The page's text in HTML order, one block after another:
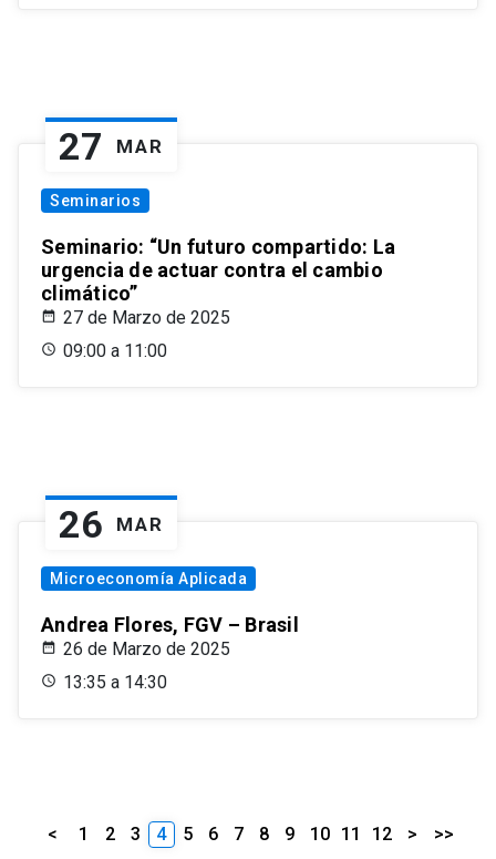
27 MAR
Seminarios
Seminario: “Un futuro compartido: La
urgencia de actuar contra el cambio
climático”
27 de Marzo de 2025
09:00 a 11:00
26 MAR
Microeconomía Aplicada
Andrea Flores, FGV – Brasil
26 de Marzo de 2025
13:35 a 14:30
< 1 2 3 4 5 6 7 8 9 10 11 12 > >>